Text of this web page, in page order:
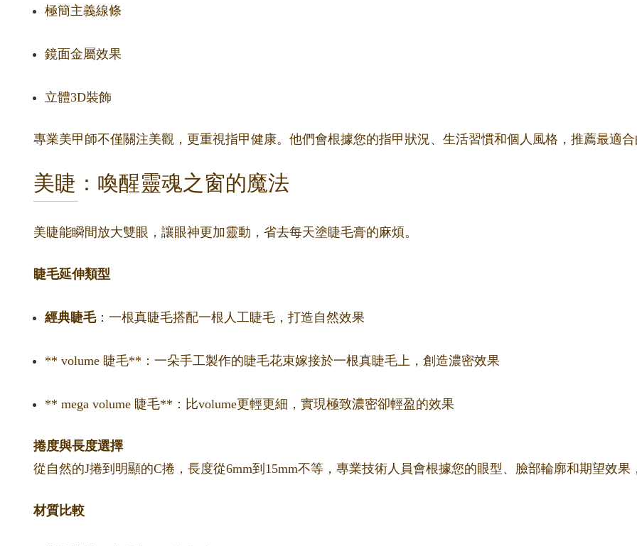
極簡主義線條
鏡面金屬效果
立體3D裝飾
專業美甲師不僅關注美觀，更重視指甲健康。他們會根據您的指甲狀況、生活習慣和個人風格，推薦最適合
美睫：喚醒靈魂之窗的魔法
美睫能瞬間放大雙眼，讓眼神更加靈動，省去每天塗睫毛膏的麻煩。
睫毛延伸類型
經典睫毛：一根真睫毛搭配一根人工睫毛，打造自然效果
** volume 睫毛**：一朵手工製作的睫毛花束嫁接於一根真睫毛上，創造濃密效果
** mega volume 睫毛**：比volume更輕更細，實現極致濃密卻輕盈的效果
捲度與長度選擇
從自然的J捲到明顯的C捲，長度從6mm到15mm不等，專業技術人員會根據您的眼型、臉部輪廓和期望效果
材質比較